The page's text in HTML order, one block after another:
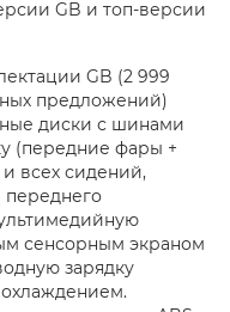
GB и топ-версии
GB (2 999
предложений)
диски с шинами
(передние фары +
всех сидений,
переднего
сенсорным экраном
зарядку